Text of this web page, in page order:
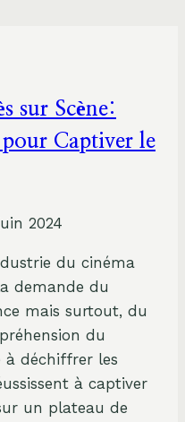
sur Scène:
pour Captiver le
2024
du cinéma
demande du
mais surtout, du
du
à déchiffrer les
à captiver
un plateau de